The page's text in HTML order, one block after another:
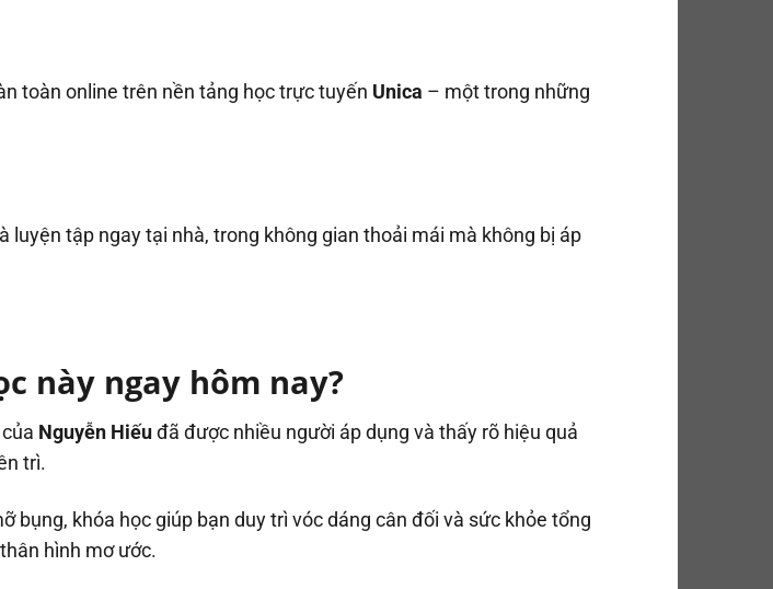
toàn online trên nền tảng học trực tuyến Unica – một trong những
luyện tập ngay tại nhà, trong không gian thoải mái mà không bị áp
này ngay hôm nay?
Nguyễn Hiếuđã được nhiều người áp dụng và thấy rõ hiệu quả
trì.
bụng, khóa học giúp bạn duy trì vóc dáng cân đối và sức khỏe tổng
hình mơ ước.